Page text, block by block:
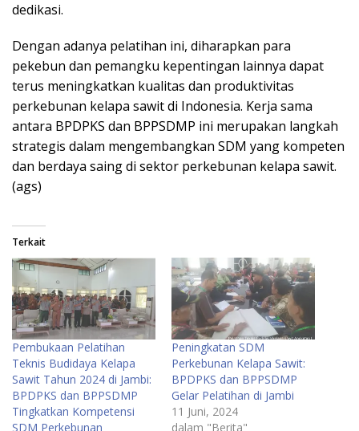
dedikasi.
Dengan adanya pelatihan ini, diharapkan para
pekebun dan pemangku kepentingan lainnya dapat
terus meningkatkan kualitas dan produktivitas
perkebunan kelapa sawit di Indonesia. Kerja sama
antara BPDPKS dan BPPSDMP ini merupakan langkah
strategis dalam mengembangkan SDM yang kompeten
dan berdaya saing di sektor perkebunan kelapa sawit.
(ags)
Terkait
Pembukaan Pelatihan
Teknis Budidaya Kelapa
Sawit Tahun 2024 di Jambi:
BPDPKS dan BPPSDMP
Tingkatkan Kompetensi
SDM Perkebunan
Peningkatan SDM
Perkebunan Kelapa Sawit:
BPDPKS dan BPPSDMP
Gelar Pelatihan di Jambi
11 Juni, 2024
dalam "Berita"